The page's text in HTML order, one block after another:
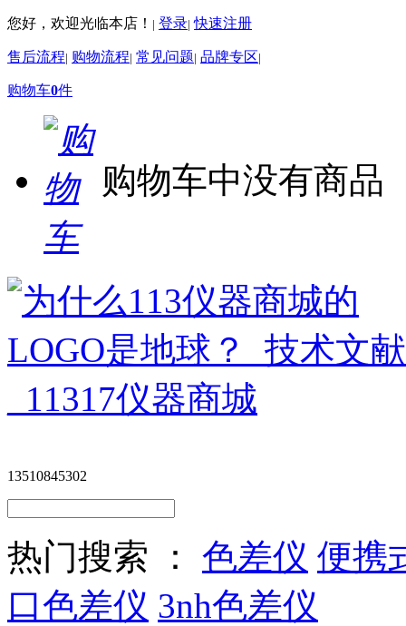
您好，欢迎光临本店！ | 登录| 快速注册
售后流程| 购物流程| 常见问题| 品牌专区|
购物车0件
购物车中没有商品
13510845302
热门搜索 ： 色差仪 便携
口色差仪 3nh色差仪